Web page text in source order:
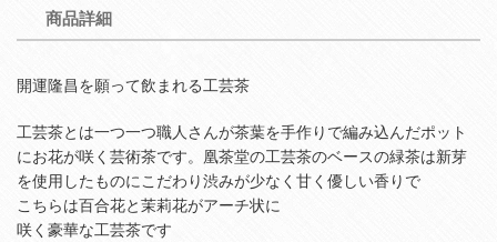
商品詳細
開運隆昌を願って飲まれる工芸茶
工芸茶とは一つ一つ職人さんが茶葉を手作りで編み込んだポット
にお花が咲く芸術茶です。凰茶堂の工芸茶のベースの緑茶は新芽
を使用したものにこだわり渋みが少なく甘く優しい香りで
こちらは百合花と茉莉花がアーチ状に
咲く豪華な工芸茶です